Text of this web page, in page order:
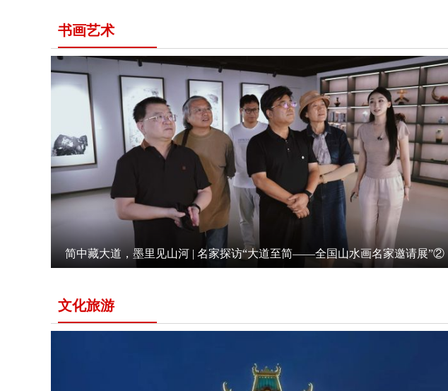
书画艺术
简中藏大道，墨里见山河 | 名家探访“大道至简——全国山水画名家邀请展”②
文化旅游